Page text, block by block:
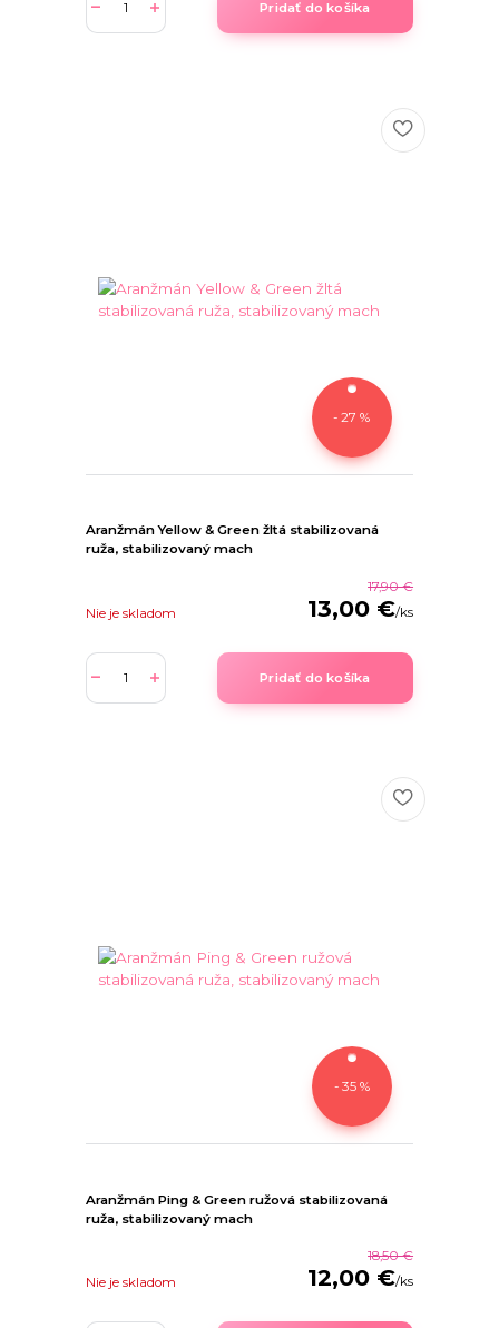
Pridať do košíka
- 27 %
Aranžmán Yellow & Green žltá stabilizovaná
ruža, stabilizovaný mach
17,90 €
13,00 €/ks
Nie je skladom
Pridať do košíka
- 35 %
Aranžmán Ping & Green ružová stabilizovaná
ruža, stabilizovaný mach
18,50 €
12,00 €/ks
Nie je skladom